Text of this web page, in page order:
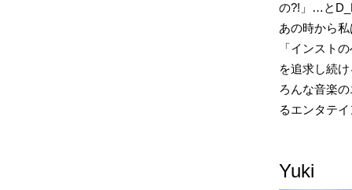
の?!」…と
あの時から
「インスト
を追求し続
ろんな音楽
るエンタテ
Yuki